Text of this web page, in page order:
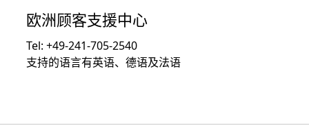
欧洲顾客支援中心
Tel: +49-241-705-2540
支持的语言有英语、德语及法语